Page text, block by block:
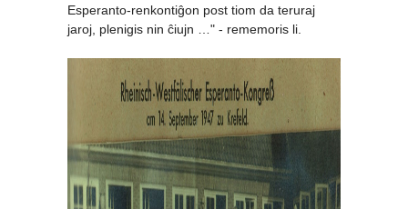
Esperanto-renkontiĝon post tiom da teruraj
jaroj, plenigis nin ĉiujn …" - rememoris li.